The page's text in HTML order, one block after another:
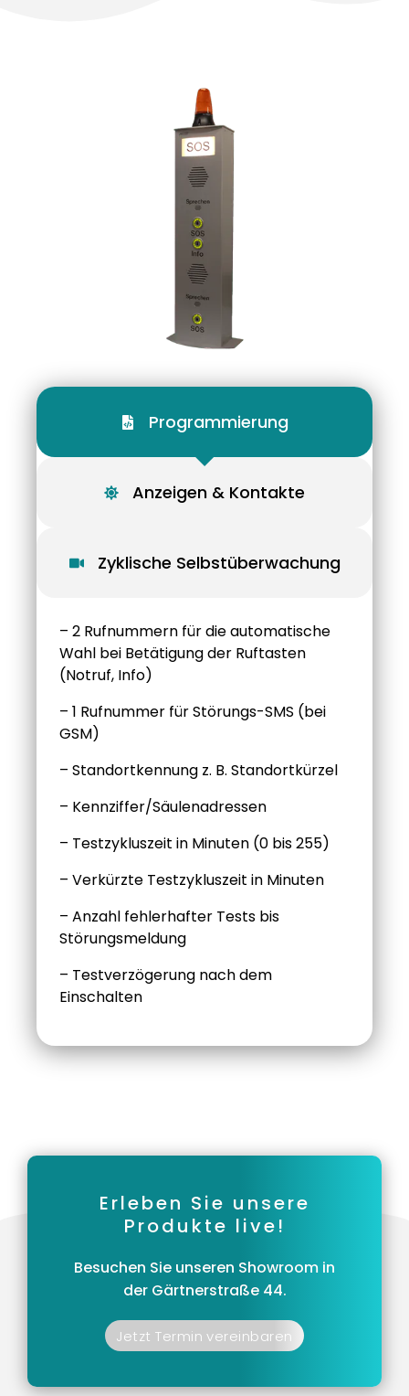
Programmierung
Anzeigen & Kontakte
Zyklische Selbstüberwachung
– 2 Rufnummern für die automatische
Wahl bei Betätigung der Ruftasten
(Notruf, Info)
– 1 Rufnummer für Störungs-SMS (bei
GSM)
– Standortkennung z. B. Standortkürzel
– Kennziffer/Säulenadressen
– Testzykluszeit in Minuten (0 bis 255)
– Verkürzte Testzykluszeit in Minuten
– Anzahl fehlerhafter Tests bis
Störungsmeldung
– Testverzögerung nach dem
Einschalten
Erleben Sie unsere
Produkte live!
Besuchen Sie unseren Showroom in
der Gärtnerstraße 44.
Jetzt Termin vereinbaren